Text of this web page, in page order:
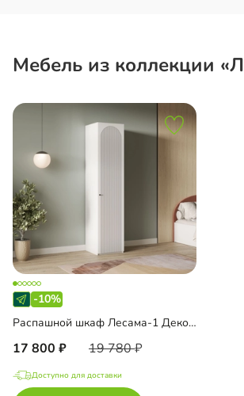
Мебель из коллекции
-10%
Распашной шкаф Лесама-1 Декор 1
17 800 19 780
Доступно для доставки